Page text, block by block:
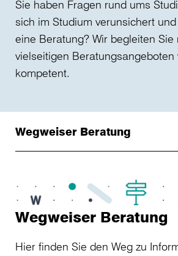
Sie haben Fragen rund ums
sich im Studium verunsichert
eine Beratung? Wir begleiten Sie
vielseitigen
kompetent.
Wegweiser Beratung
Wegweiser Beratung
Hier finden Sie den Weg zu